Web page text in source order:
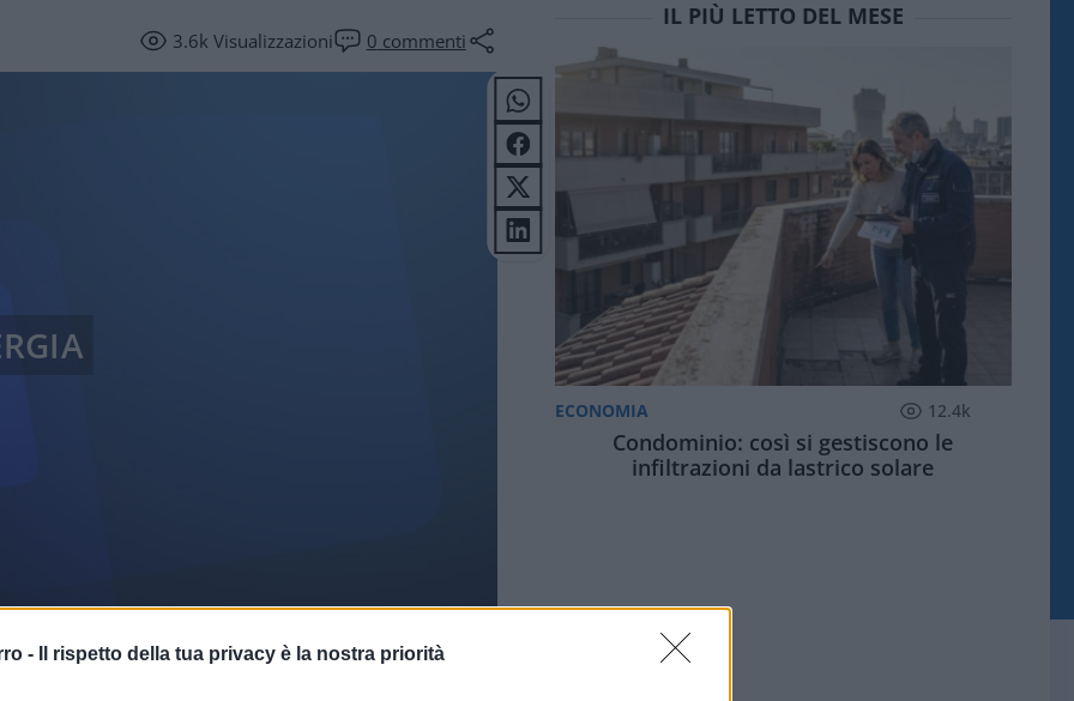
- Il rispetto della tua privacy è la nostra priorità
3.6kVisualizzazioni 0 commenti
IL PIÙ LETTO DEL MESE
ECONOMIA 12.4k
Condominio: così si gestiscono le
infiltrazioni da lastrico solare